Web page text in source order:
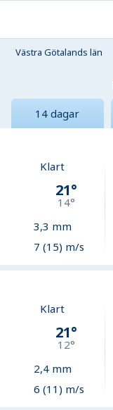
Västra Götalands län
14 dagar
Klart
21°
14°
3,3 mm
7 (15) m/s
Klart
21°
12°
2,4mm
6 (11) m/s